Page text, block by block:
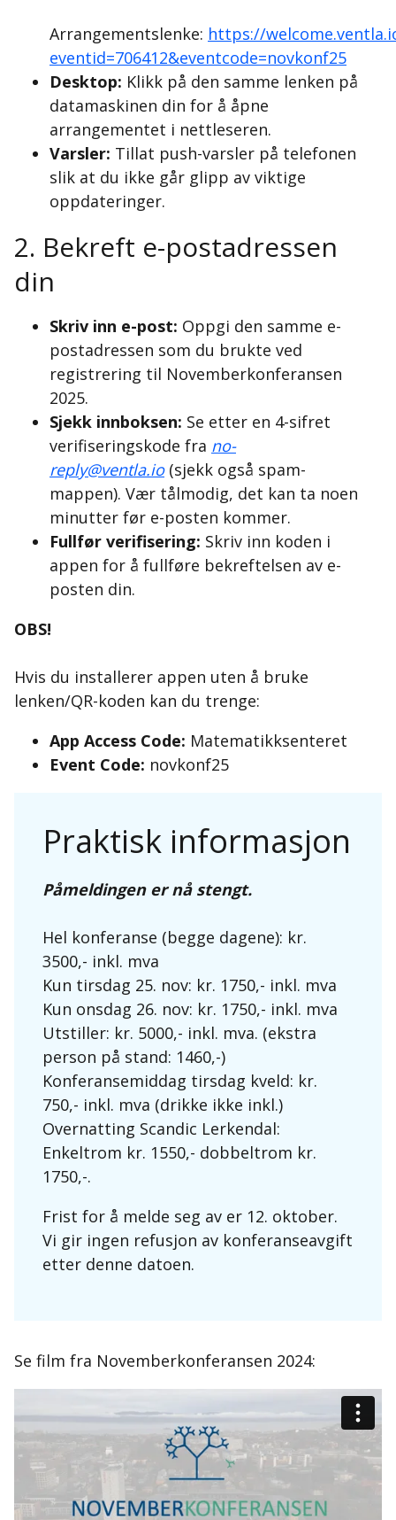
Arrangementslenke: https://
eventid=706412&eventcode=novkonf25
Desktop: Klikk på den samme lenken på
datamaskinen din for å åpne
arrangementet i nettleseren.
Varsler: Tillat push-varsler på telefonen
slik at du ikke går glipp av viktige
oppdateringer.
2. Bekreft e-postadressen
din
Skriv inn e-post: Oppgi den samme e-
postadressen som du brukte ved
registrering til Novemberkonferansen
2025.
Sjekk innboksen: Se etter en 4-sifret
verifiseringskode fra no-
reply@ventla.io(sjekk også spam-
mappen). Vær tålmodig, det kan ta noen
minutter før e-posten kommer.
Fullfør verifisering: Skriv inn koden i
appen for å fullføre bekreftelsen av e-
posten din.
OBS!
Hvis du installerer appen uten å bruke
lenken/QR-koden kan du trenge:
App Access Code: Matematikksenteret
Event Code: novkonf25
Praktisk informasjon
Påmeldingen er nå stengt.
Hel konferanse (begge dagene): kr.
3500,- inkl. mva
Kun tirsdag 25. nov: kr. 1750,- inkl. mva
Kun onsdag 26. nov: kr. 1750,- inkl. mva
Utstiller: kr. 5000,- inkl. mva. (ekstra
person på stand: 1460,-)
Konferansemiddag tirsdag kveld: kr.
750,- inkl. mva (drikke ikke inkl.)
Overnatting Scandic Lerkendal:
Enkeltrom kr. 1550,- dobbeltrom kr.
1750,-.
Frist for å melde seg av er 12. oktober.
Vi gir ingen refusjon av konferanseavgift
etter denne datoen.
Se film fra Novemberkonferansen 2024: